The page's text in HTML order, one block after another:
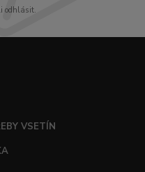
odhlásit.
VSETÍN